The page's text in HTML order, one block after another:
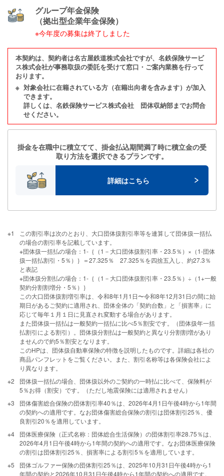
グループ年金保険
（拠出型企業年金保険）
※今年度の募集は終了しました
本契約は、契約者は名古屋鉄道株式会社ですが、名鉄保険サービ
ス株式会社が事務取扱の委託を受けて窓口・ご案内業務を行って
おります。
※ 対象会社に在籍されている方（在籍出向者を含みます）が加入
できます。
詳しくは、名鉄保険サービス株式会社 団体収納部までお問合
せください。
掛金を在職中に積立てて、 掛金払込期間満了時に積立金の受
取り方法を選択できるプランです。
詳細はこちら
※1
この割引率は次のとおり、⼤⼝団体扱割引率等を連算して団体扱⼀括払
の場合の割引率を記載しています。
※団体扱⼀括払の場合：1-｛（1－⼤⼝団体扱割引率・23.5％）×（1-団体
扱⼀括払割引・5％）｝＝27.325％ 27.325％を四捨五⼊し、約27.3％
と表記
※団体扱分割払の場合：1-｛（1－⼤⼝団体扱割引率・23.5％）÷（1+⼀般
契約分割割増分・5％）｝
この⼤⼝団体扱割増引率は、令和8年1⽉1⽇〜令和8年12⽉31⽇の間に始
期⽇があるご契約に適⽤され、団体全体の「契約台数」と「損害率」に
応じて毎年１⽉１⽇に⾒直され変動する場合があります。
また団体扱⼀括払は⼀般契約⼀括払に⽐べ5％割安です。（団体扱年⼀括
払割引による割引）。団体扱分割払は⼀般契約と異なり分割割増があり
ませんので約5％割安となります。
このHPは、団体扱自動車保険の特徴を説明したものです。詳細は各社の
商品パンフレットをご覧ください。また、割引名称等は各保険会社によ
り異なります。
※2
団体扱一括払の場合、団体扱以外のご契約の一時払に比べて、保険料が
5％お得（割安）です。（ただし地震保険には適用されません）
※3
団体傷害総合保険の団体割引率40％は、2026年4⽉1⽇午後4時から1年間
の契約への適⽤です。なお団体傷害総合保険の割引は団体割引25％、優
良割引20％を適⽤しています。
※4
団体医療保険（正式名称：団体総合⽣活保険）の団体割引率28.75％は、
2026年4⽉1⽇午後4時から1年間の契約への適⽤です。なお団体医療保険
の割引は団体割引25％、損害率による割引5％を適⽤しています。
※5
団体ゴルファー保険の団体割引25％は、2025年10月31日午後4時から1
年間の契約と2026年10月31日午後4時から1年間の契約への適用です。